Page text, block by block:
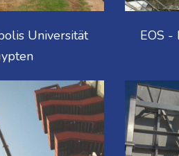
Universität
EOS